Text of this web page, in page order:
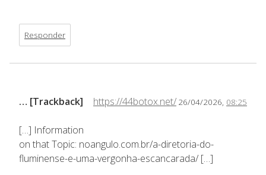
Responder
https://44botox.net/ 26/04/2026, 08:25
… [Trackback]
[…] Information
on that Topic: noangulo.com.br/a-diretoria-do-
fluminense-e-uma-vergonha-escancarada/ […]